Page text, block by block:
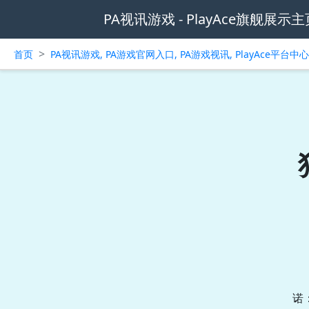
PA视讯游戏 - PlayAce旗舰展示主
首页 > PA视讯游戏, PA游戏官网入口, PA游戏视讯, PlayAce平台中
诺